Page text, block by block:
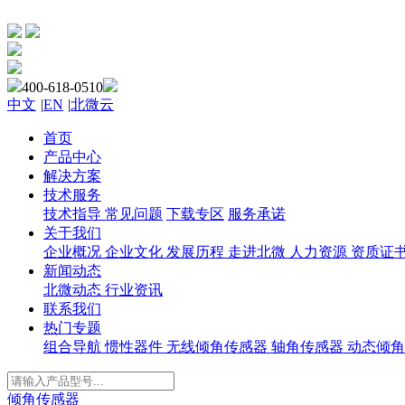
400-618-0510
中文 |EN |北微云
首页
产品中心
解决方案
技术服务
技术指导 常见问题 下载专区 服务承诺
关于我们
企业概况 企业文化 发展历程 走进北微 人力资源 资质证
新闻动态
北微动态 行业资讯
联系我们
热门专题
组合导航 惯性器件 无线倾角传感器 轴角传感器 动态倾
倾角传感器